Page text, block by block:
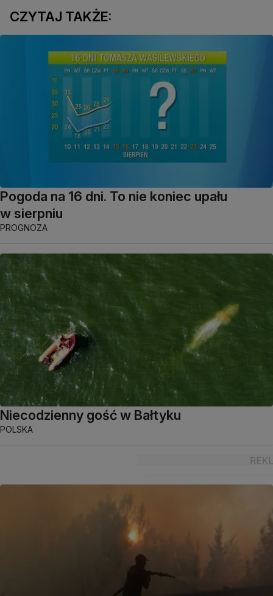
CZYTAJ TAKŻE:
Pogoda na 16 dni. To nie koniec upału
w sierpniu
PROGNOZA
Niecodzienny gość w Bałtyku
POLSKA